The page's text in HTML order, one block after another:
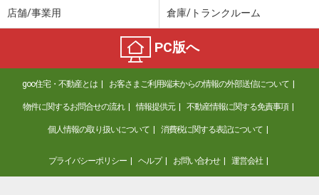
店舗/事業用 倉庫/トランクルーム
PC版へ
goo住宅・不動産とは お客さまご利用端末からの情報の外部送信について
物件に関するお問合せの流れ 情報提供元 不動産情報に関する免責事項
個人情報の取り扱いについて 消費税に関する表記について
プライバシーポリシー ヘルプ お問い合わせ 運営会社